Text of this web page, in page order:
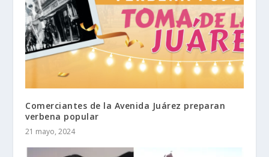
Comerciantes de la Avenida Juárez preparan
verbena popular
21 mayo, 2024